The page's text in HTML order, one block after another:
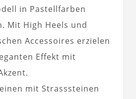
in Pastellfarben
Mit High Heels und
Accessoires erzielen
Effekt mit
mit Strasssteinen